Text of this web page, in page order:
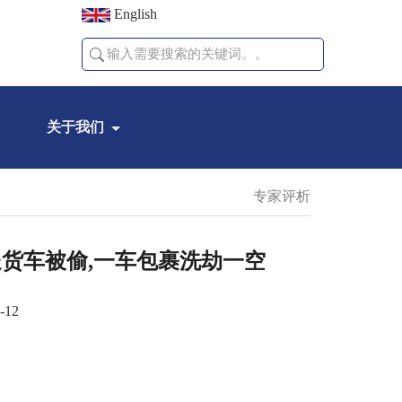
English
关于我们
专家评析
车被偷,一车包裹洗劫一空
12